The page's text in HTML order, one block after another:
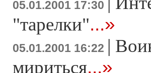
05.01.2001 17:30
"тарелки"...»
05.01.2001 16:22 |
мириться...»